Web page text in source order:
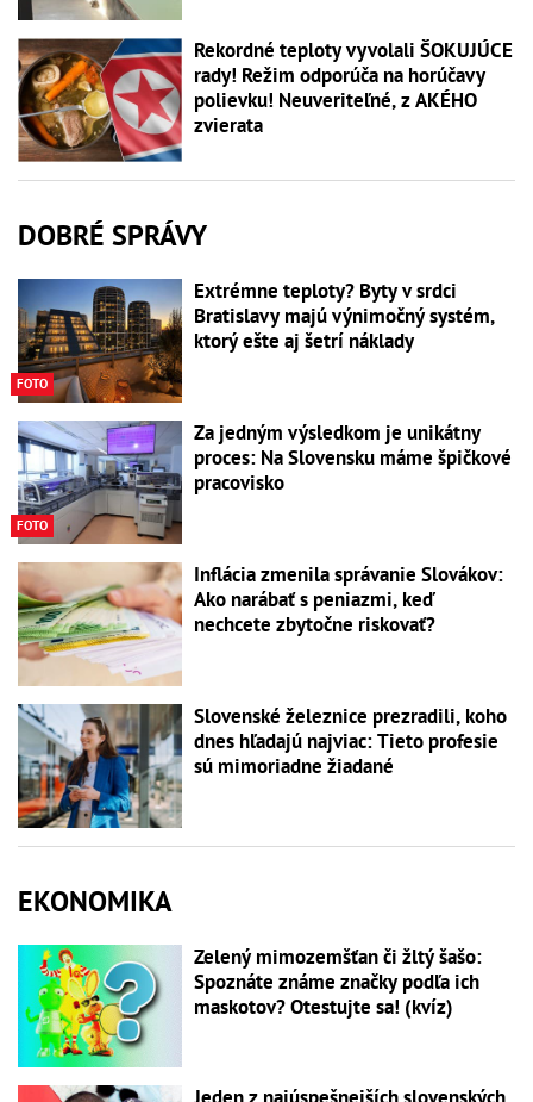
Rekordné teploty vyvolali ŠOKUJÚCE
rady! Režim odporúča na horúčavy
polievku! Neuveriteľné, z AKÉHO
zvierata
DOBRÉ SPRÁVY
FOTO
Extrémne teploty? Byty v srdci
Bratislavy majú výnimočný systém,
ktorý ešte aj šetrí náklady
FOTO
Za jedným výsledkom je unikátny
proces: Na Slovensku máme špičkové
pracovisko
Inflácia zmenila správanie Slovákov:
Ako narábať s peniazmi, keď
nechcete zbytočne riskovať?
Slovenské železnice prezradili, koho
dnes hľadajú najviac: Tieto profesie
sú mimoriadne žiadané
EKONOMIKA
Zelený mimozemšťan či žltý šašo:
Spoznáte známe značky podľa ich
maskotov? Otestujte sa! (kvíz)